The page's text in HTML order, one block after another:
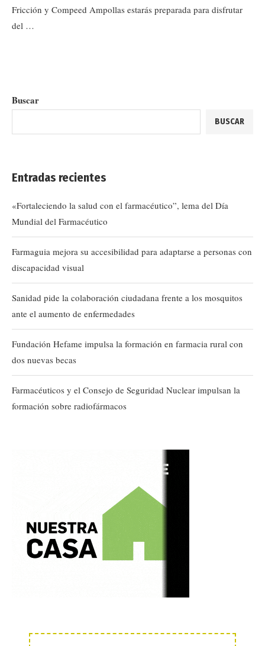
Fricción y Compeed Ampollas estarás preparada para disfrutar
del …
Buscar
BUSCAR
Entradas recientes
«Fortaleciendo la salud con el farmacéutico”, lema del Día
Mundial del Farmacéutico
Farmaguia mejora su accesibilidad para adaptarse a personas con
discapacidad visual
Sanidad pide la colaboración ciudadana frente a los mosquitos
ante el aumento de enfermedades
Fundación Hefame impulsa la formación en farmacia rural con
dos nuevas becas
Farmacéuticos y el Consejo de Seguridad Nuclear impulsan la
formación sobre radiofármacos